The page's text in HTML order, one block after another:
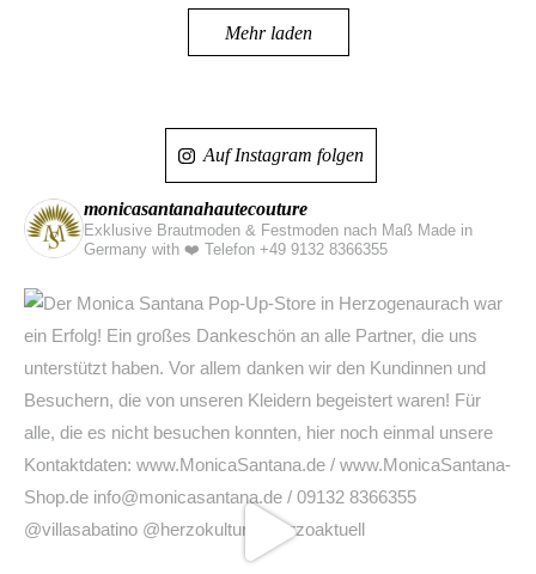
Mehr laden
Auf Instagram folgen
monicasantanahautecouture
Exklusive Brautmoden & Festmoden nach Maß Made in
Germany with ❤️Telefon +49 9132 8366355